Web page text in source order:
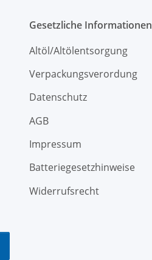
Gesetzliche Informationen
Altöl/Altölentsorgung
Verpackungsverordung
Datenschutz
AGB
Impressum
Batteriegesetzhinweise
Widerrufsrecht